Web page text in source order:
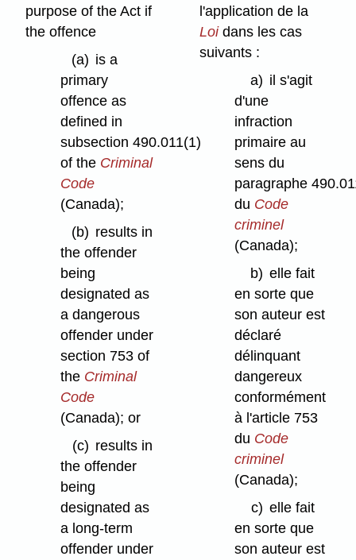
purpose of the Act if
the offence
(a) is a
primary
offence as
defined in
subsection 490.011(1)
of the Criminal
Code
(Canada);
(b) results in
the offender
being
designated as
a dangerous
offender under
section 753 of
the Criminal
Code
(Canada); or
(c) results in
the offender
being
designated as
a long-term
offender under
l'application de la
Loidans les cas
suivants :
a) il s'agit
d'une
infraction
primaire au
sens du
paragraphe
du Code
criminel
(Canada);
b) elle fait
en sorte que
son auteur est
déclaré
délinquant
dangereux
conformément
à l'article 753
du Code
criminel
(Canada);
c) elle fait
en sorte que
son auteur est